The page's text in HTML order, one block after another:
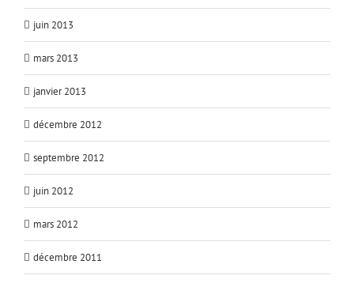
juin 2013
mars 2013
janvier 2013
décembre 2012
septembre 2012
juin 2012
mars 2012
décembre 2011